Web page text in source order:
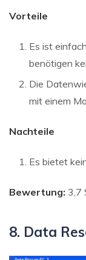
Vorteile
Es ist
benötigen
Die
mit einem
Nachteile
Es bietet
Bewertung: 3,7
8. Data